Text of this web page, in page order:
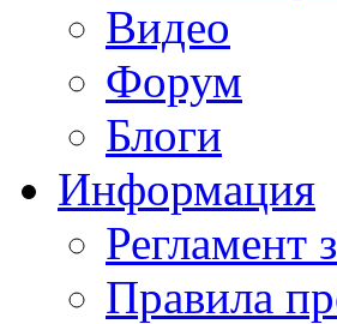
Видео
Форум
Блоги
Информация
Регламент
Правила